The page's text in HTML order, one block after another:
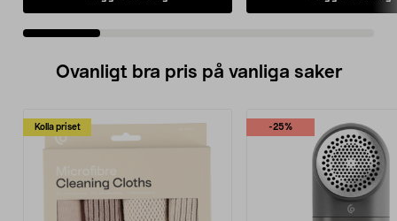
Ovanligt bra pris på vanliga saker
Kolla priset -25%